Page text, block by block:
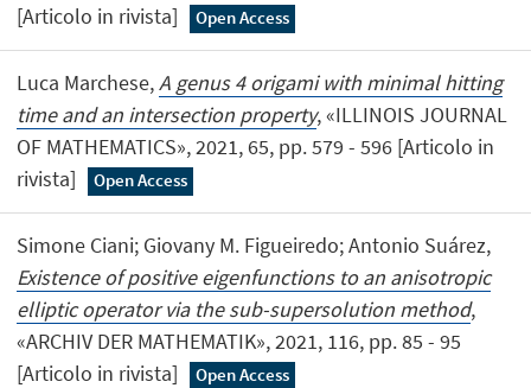
[Articolo in rivista]
Open Access
Luca Marchese,A genus 4 origami with minimal hitting
time and an intersection property, «ILLINOIS JOURNAL
OF MATHEMATICS», 2021, 65, pp. 579 - 596 [Articolo in
rivista]
Open Access
Simone Ciani; Giovany M. Figueiredo; Antonio Suárez,
Existence of positive eigenfunctions to an anisotropic
elliptic operator via the sub-supersolution method,
«ARCHIV DER MATHEMATIK», 2021, 116, pp. 85 - 95
[Articolo in rivista]
Open Access